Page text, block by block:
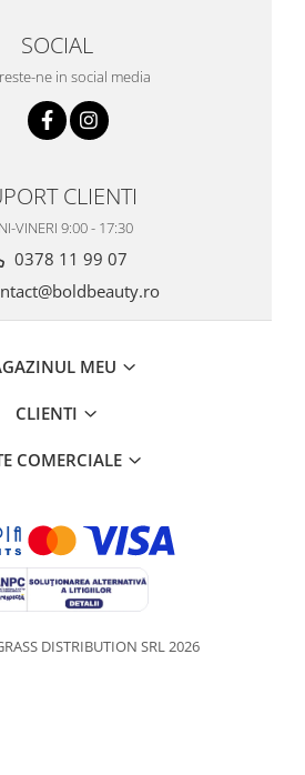
SOCIAL
ne in social media
CLIENTI
VINERI 9:00 - 17:30
0378 11 99 07
MEU
CLIENTI
COMERCIALE
DISTRIBUTION SRL 2026